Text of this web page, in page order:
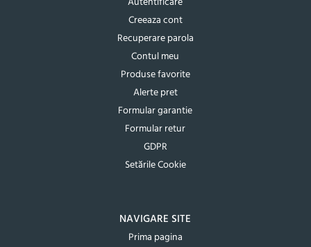
Creeaza cont
Recuperare parola
Contul meu
Produse favorite
Alerte pret
Formular garantie
Formular retur
GDPR
Setările Cookie
NAVIGARE SITE
Prima pagina